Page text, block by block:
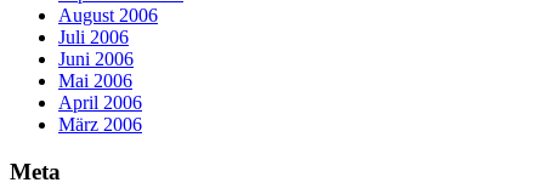
August 2006
Juli 2006
Juni 2006
Mai 2006
April 2006
März 2006
Meta